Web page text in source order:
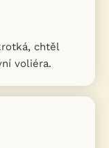
chtěl
voliéra.